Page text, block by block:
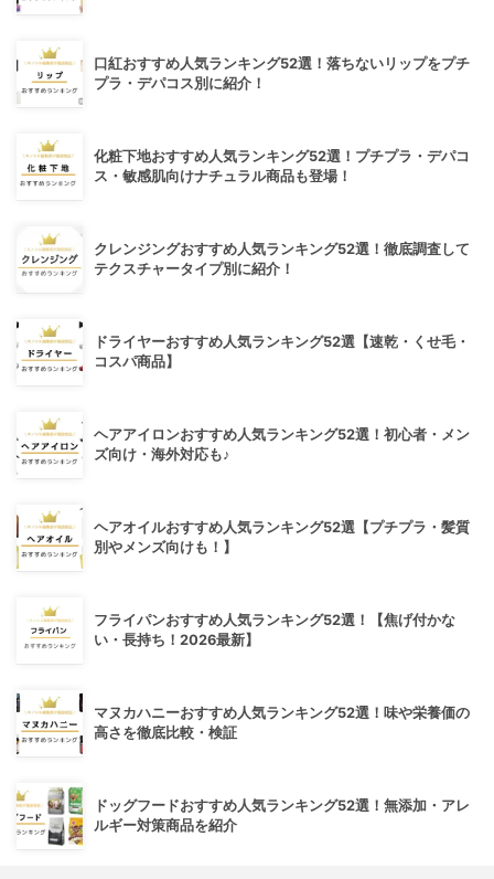
口紅おすすめ人気ランキング52選！落ちないリップをプチ
プラ・デパコス別に紹介！
化粧下地おすすめ人気ランキング52選！プチプラ・デパコ
ス・敏感肌向けナチュラル商品も登場！
クレンジングおすすめ人気ランキング52選！徹底調査して
テクスチャータイプ別に紹介！
ドライヤーおすすめ人気ランキング52選【速乾・くせ毛・
コスパ商品】
ヘアアイロンおすすめ人気ランキング52選！初心者・メン
ズ向け・海外対応も♪
ヘアオイルおすすめ人気ランキング52選【プチプラ・髪質
別やメンズ向けも！】
フライパンおすすめ人気ランキング52選！【焦げ付かな
い・長持ち！2026最新】
マヌカハニーおすすめ人気ランキング52選！味や栄養価の
高さを徹底比較・検証
ドッグフードおすすめ人気ランキング52選！無添加・アレ
ルギー対策商品を紹介